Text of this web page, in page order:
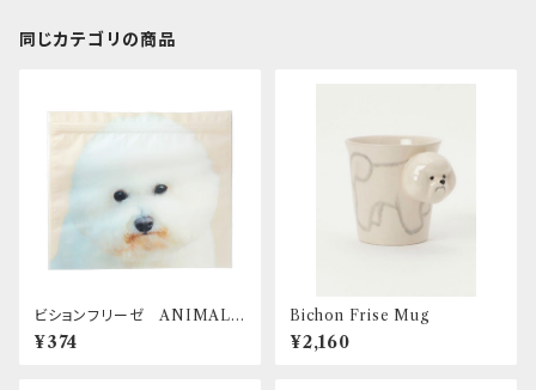
同じカテゴリの商品
ビションフリーゼ ANIMAL
ZIP BAG
¥374
Bichon Frise Mug
¥2,160